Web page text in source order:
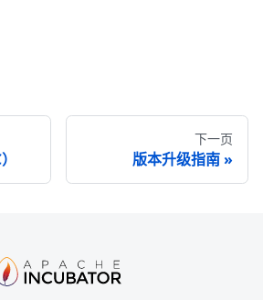
下一页
版本升级指南